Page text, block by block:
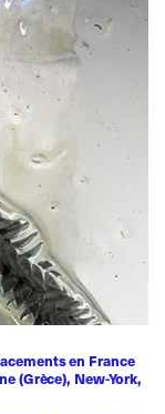
en France
(Grèce), New-York,